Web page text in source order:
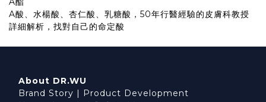
A酸、水楊酸、杏仁酸、乳糖酸，50年行醫經驗的皮膚科教授
詳細解析，找對自己的命定酸
About DR.WU
Brand Story | Product Development